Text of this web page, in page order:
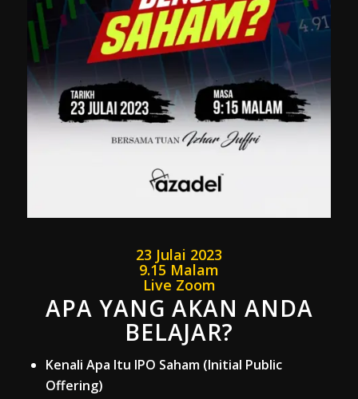
23 Julai 2023
9.15 Malam
Live Zoom
APA YANG AKAN ANDA
BELAJAR?
Kenali Apa Itu IPO Saham (Initial Public
Offering)